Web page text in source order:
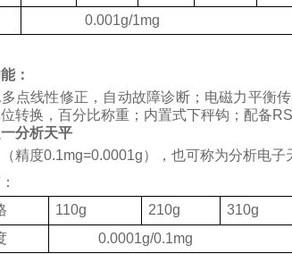
0.001g/1mg
：
点线性修正，自动故障诊断；电磁力平衡
转换，百分比称重；内置式下秤钩；配备
分析天平
精度0.1mg=0.0001g），也可称为分析电子
110g 210g
310g
0.0001g/0.1mg